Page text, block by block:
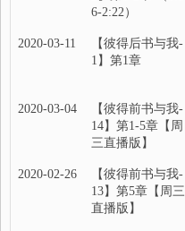
6-2:22）
2020-03-11
【彼得后书与我-
1】第1章
2020-03-04
【彼得前书与我-
14】第1-5章【周
三直播版】
2020-02-26
【彼得前书与我-
13】第5章【周三
直播版】